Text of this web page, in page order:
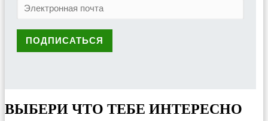
ВЫБЕРИ ЧТО ТЕБЕ ИНТЕРЕСНО